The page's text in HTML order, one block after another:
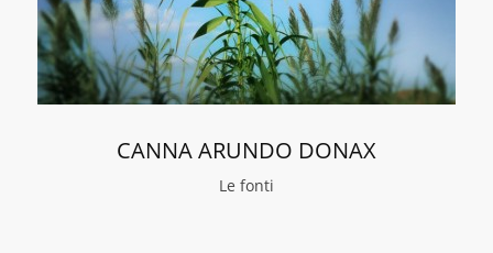
CANNA ARUNDO DONAX
Le fonti